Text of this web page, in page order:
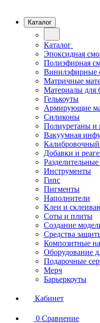
Каталог
Каталог
Эпоксидная
Полиэфирная
Винилэфирные
Матричные
Материалы для
Гелькоуты
Армирующие
Силиконы
Полиуретаны и
Вакуумная
Калибровочный
Добавки и
Инструменты
Гипс
Пигменты
Наполнители
Клеи и
Соты и плиты
Создание
Средства
Композитные
Оборудование
Подарочные
Мерч
Барьеркоуты
Кабинет
0 Сравнение